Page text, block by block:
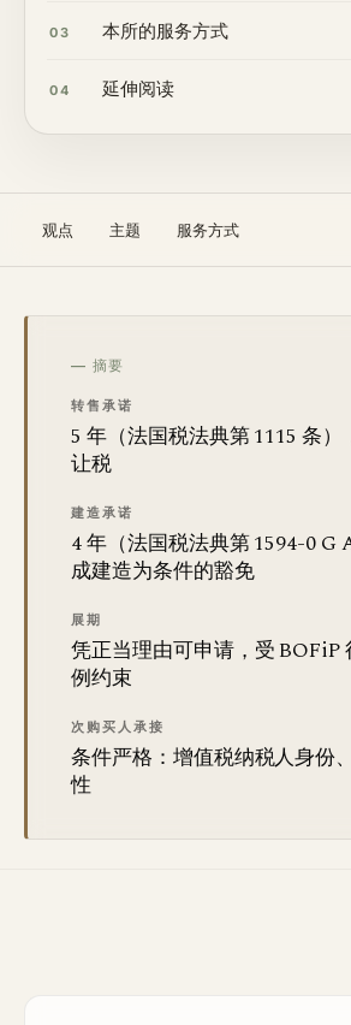
03 本所的服务方式
04 延伸阅读
观点 主题 服务方式
— 摘要
转售承诺
5 年（法国税法典第 1115 条
让税
建造承诺
4 年（法国税法典第 1594-0 G
成建造为条件的豁免
展期
凭正当理由可申请，受 BOFiP
例约束
次购买人承接
条件严格：增值税纳税人身份
性